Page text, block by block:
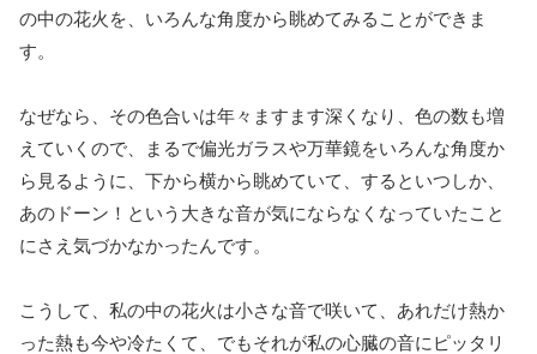
の中の花火を、いろんな角度から眺めてみることができま
す。
なぜなら、その色合いは年々ますます深くなり、色の数も増
えていくので、まるで偏光ガラスや万華鏡をいろんな角度か
ら見るように、下から横から眺めていて、するといつしか、
あのドーン！という大きな音が気にならなくなっていたこと
にさえ気づかなかったんです。
こうして、私の中の花火は小さな音で咲いて、あれだけ熱か
った熱も今や冷たくて、でもそれが私の心臓の音にピッタリ